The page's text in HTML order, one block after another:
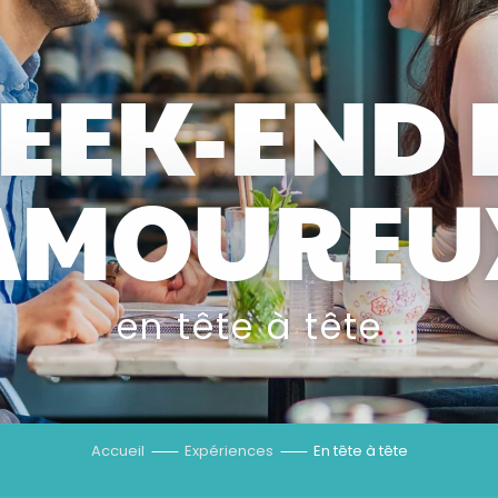
END
en tête à tête
Accueil Expériences En tête à tête